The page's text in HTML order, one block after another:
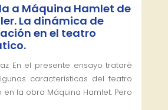
a Máquina Hamlet de
La dinámica de
en el teatro
En el presente ensayo trataré
características del teatro
la obra Máquina Hamlet. Pero